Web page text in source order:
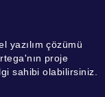
yazılım çözümü
proje
sahibi olabilirsiniz.